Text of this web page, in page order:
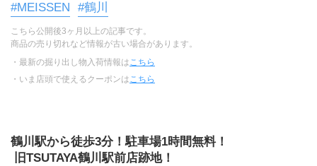
#MEISSEN
#鶴川
こちら公開後3ヶ月以上の記事です。
商品の売り切れなど情報が古い場合があります。
・最新の掘り出し物入荷情報は こちら
・いま店頭で使えるクーポンは こちら
鶴川駅から徒歩3分！駐車場1時間無料！
旧TSUTAYA鶴川駅前店跡地！